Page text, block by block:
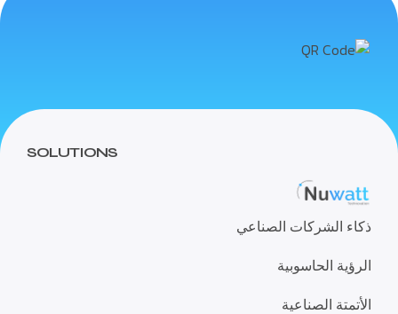
SOLUTIONS
ذكاء الشركات الصناعي
الرؤية الحاسوبية
الأتمتة الصناعية